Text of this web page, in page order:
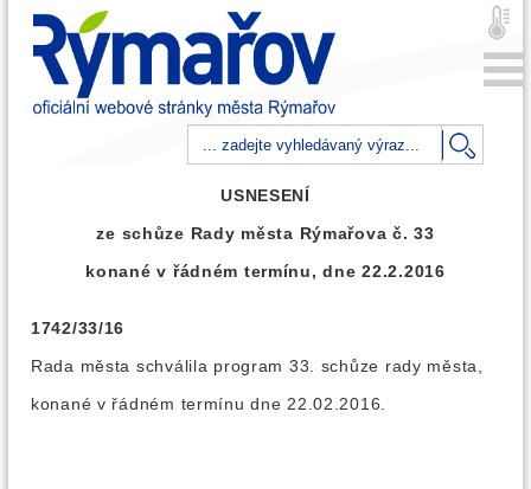
USNESENÍ
ze schůze Rady města Rýmařova č. 33
konané v řádném termínu, dne 22.2.2016
1742/33/16
Rada města schválila program 33. schůze rady města,
konané v řádném termínu dne 22.02.2016.